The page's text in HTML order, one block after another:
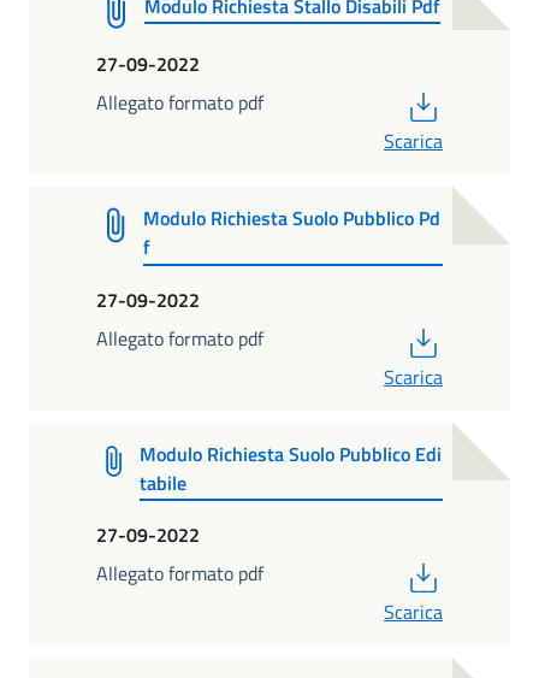
Modulo Richiesta Stallo Disabili Pdf
27-09-2022
Allegato formato pdf
Scarica
Modulo Richiesta Suolo Pubblico Pd
f
27-09-2022
Allegato formato pdf
Scarica
Modulo Richiesta Suolo Pubblico Edi
tabile
27-09-2022
Allegato formato pdf
Scarica